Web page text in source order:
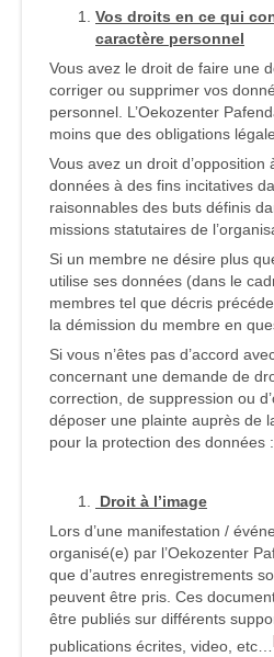
Vos droits en ce qui
caractère personnel
Vous avez le droit de faire une
corriger ou supprimer vos
personnel. L’Oekozenter
moins que des obligations
Vous avez un droit
données à des fins incitatives
raisonnables des buts définis
missions statutaires de
Si un membre ne désire plus
utilise ses données (dans le
membres tel que décris
la démission du membre en
Si vous n’êtes pas d’accord
concernant une demande de
correction, de suppression ou
déposer une plainte auprès de
pour la protection des données :
Droit à l’image
Lors d’une manifestation /
organisé(e) par l’Oekozenter
que d’autres enregistrements
peuvent être pris. Ces
être publiés sur différents
publications écrites, video, etc…